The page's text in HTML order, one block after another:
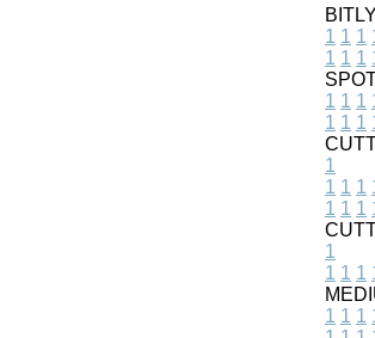
1 1 1
1 1 1
1 1 1
1 1 1
1
1 1 1
1 1 1
1
1 1 1
1 1 1